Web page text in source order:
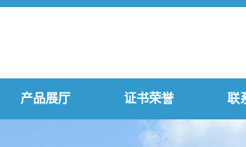
产品展厅 证书荣誉 联